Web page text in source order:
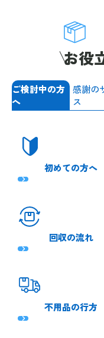
お役
ご検討中の方
へ
感謝の
ス
初めての方へ
回収の流れ
不用品の行方